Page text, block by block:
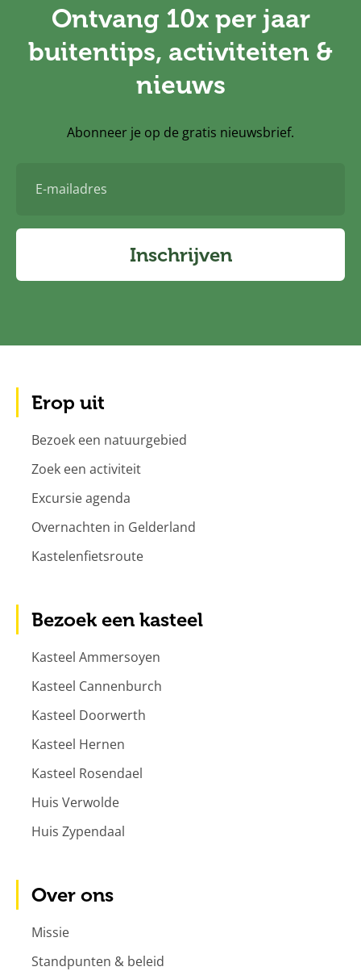
Ontvang 10x per jaar
buitentips, activiteiten &
nieuws
Abonneer je op de gratis nieuwsbrief.
mailadres
Inschrijven
Erop uit
Bezoek een natuurgebied
Zoek een activiteit
Excursie agenda
Overnachten in Gelderland
Kastelenfietsroute
Bezoek een kasteel
Kasteel Ammersoyen
Kasteel Cannenburch
Kasteel Doorwerth
Kasteel Hernen
Kasteel Rosendael
Huis Verwolde
Huis Zypendaal
Over ons
Missie
Standpunten & beleid